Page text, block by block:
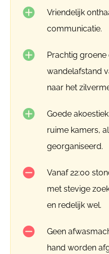
Vriendelijk
communicatie.
Prachtig
wandelafstand
naar het
Goede
ruime kamers,
georganiseerd.
Vanaf 22:00
met stevige
en redelijk wel.
Geen
hand worden